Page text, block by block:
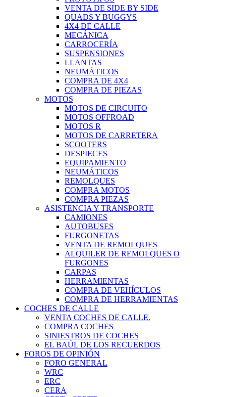
VENTA DE SIDE BY SIDE
QUADS Y BUGGYS
4X4 DE CALLE
MECÁNICA
CARROCERÍA
SUSPENSIONES
LLANTAS
NEUMÁTICOS
COMPRA DE 4X4
COMPRA DE PIEZAS
MOTOS
MOTOS DE CIRCUITO
MOTOS OFFROAD
MOTOS R
MOTOS DE CARRETERA
SCOOTERS
DESPIECES
EQUIPAMIENTO
NEUMÁTICOS
REMOLQUES
COMPRA MOTOS
COMPRA PIEZAS
ASISTENCIA Y TRANSPORTE
CAMIONES
AUTOBUSES
FURGONETAS
VENTA DE REMOLQUES
ALQUILER DE REMOLQUES O
FURGONES
CARPAS
HERRAMIENTAS
COMPRA DE VEHÍCULOS
COMPRA DE HERRAMIENTAS
COCHES DE CALLE
VENTA COCHES DE CALLE.
COMPRA COCHES
SINIESTROS DE COCHES
EL BAÚL DE LOS RECUERDOS
FOROS DE OPINIÓN
FORO GENERAL
WRC
ERC
CERA